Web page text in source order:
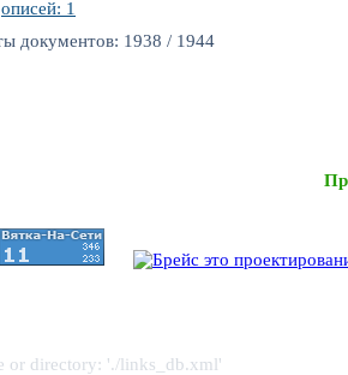
описей: 1
документов: 1938 / 1944
or directory: './links_db.xml'